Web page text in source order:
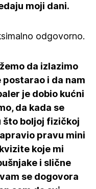
moji dani.
odgovorno.
da izlazimo
postarao i da nam
je dobio kućni
da kada se
što boljoj fizičkoj
pravu mini
koje mi
i slične
se dogovora